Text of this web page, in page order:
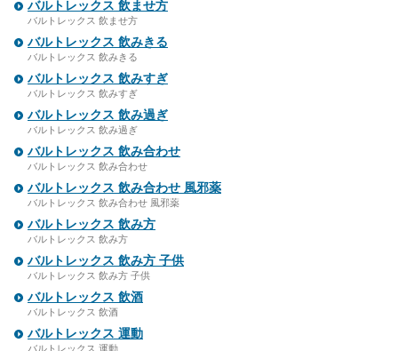
バルトレックス 飲ませ方
バルトレックス 飲ませ方
バルトレックス 飲みきる
バルトレックス 飲みきる
バルトレックス 飲みすぎ
バルトレックス 飲みすぎ
バルトレックス 飲み過ぎ
バルトレックス 飲み過ぎ
バルトレックス 飲み合わせ
バルトレックス 飲み合わせ
バルトレックス 飲み合わせ 風邪薬
バルトレックス 飲み合わせ 風邪薬
バルトレックス 飲み方
バルトレックス 飲み方
バルトレックス 飲み方 子供
バルトレックス 飲み方 子供
バルトレックス 飲酒
バルトレックス 飲酒
バルトレックス 運動
バルトレックス 運動